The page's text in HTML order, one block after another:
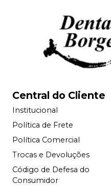
Central do Cliente
Institucional
Política de Frete
Política Comercial
Trocas e Devoluções
Código de Defesa do
Consumidor